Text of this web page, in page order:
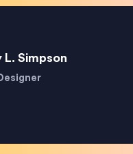
L. Simpson